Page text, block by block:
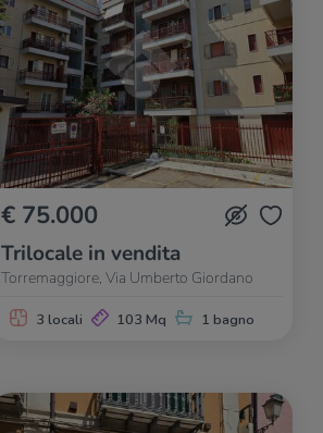
€ 75.000
Trilocale in vendita
Torremaggiore, Via Umberto Giordano
3 locali 103 Mq 1 bagno